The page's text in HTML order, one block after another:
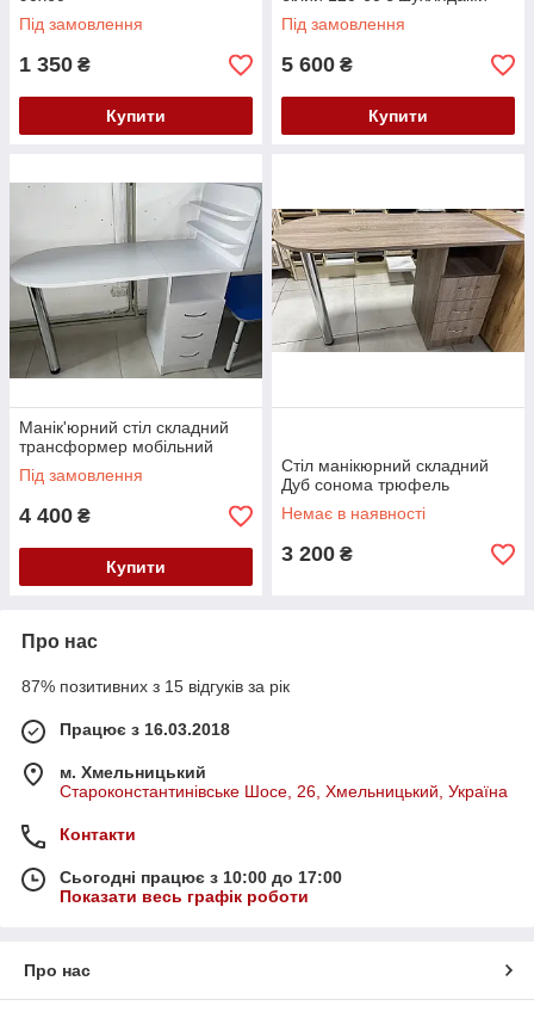
Під замовлення
1 350 ₴
Купити
Під замовлення
5 600 ₴
Купити
Манік'юрний стіл складний
трансформер мобільний
Під замовлення
4 400 ₴
Купити
Стіл манікюрний складний
Дуб сонома трюфель
Немає в наявності
3 200 ₴
Про нас
87% позитивних з 15 відгуків за рік
Працює з 16.03.2018
м. Хмельницький
Староконстантинівське Шосе, 26, Хмельницький, Україна
Контакти
Сьогодні працює з 10:00 до 17:00
Показати весь графік роботи
Про нас